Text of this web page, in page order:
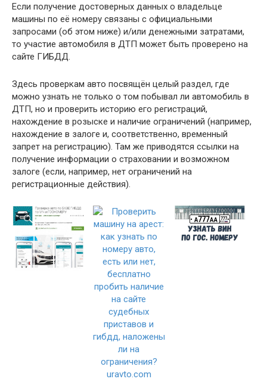
Если получение достоверных данных о владельце
машины по её номеру связаны с официальными
запросами (об этом ниже) и/или денежными затратами,
то участие автомобиля в ДТП может быть проверено на
сайте ГИБДД.
Здесь проверкам авто посвящён целый раздел, где
можно узнать не только о том побывал ли автомобиль в
ДТП, но и проверить историю его регистраций,
нахождение в розыске и наличие ограничений (например,
нахождение в залоге и, соответственно, временный
запрет на регистрацию). Там же приводятся ссылки на
получение информации о страховании и возможном
залоге (если, например, нет ограничений на
регистрационные действия).